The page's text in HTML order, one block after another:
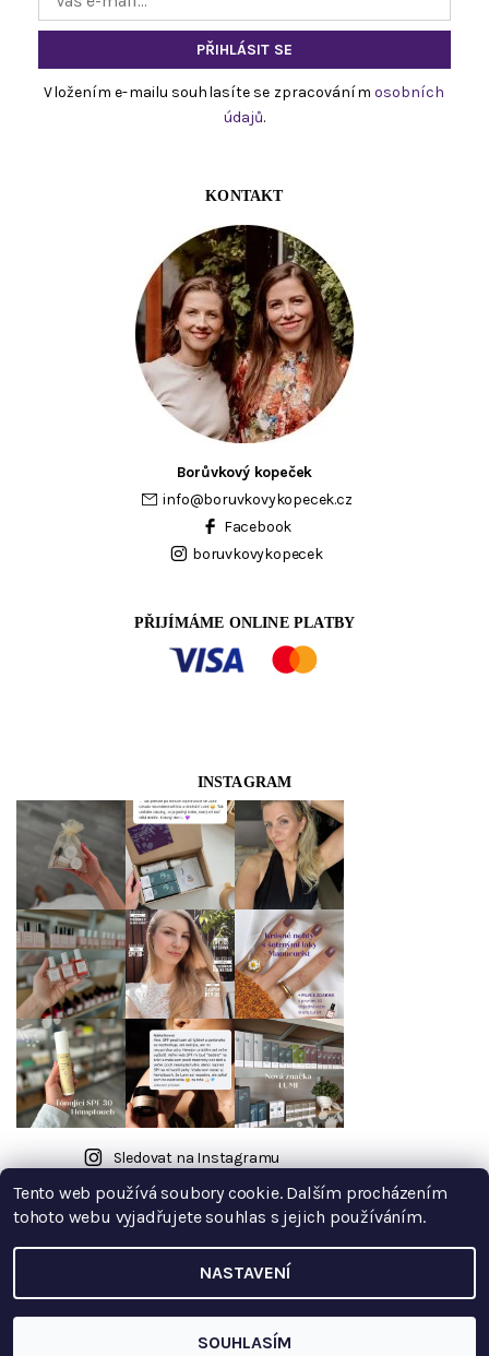
Vložením e-mailu souhlasíte se zpracováním osobních
údajů.
KONTAKT
Borůvkový kopeček
info@boruvkovykopecek.cz
Facebook
boruvkovykopecek
PŘIJÍMÁME ONLINE PLATBY
INSTAGRAM
Sledovat na Instagramu
2026 © Borůvkový kopeček, všechna práva vyhrazena
nastavení cookies
Vytvořil Shoptet
Tento web používá soubory cookie. Dalším procházením
tohoto webu vyjadřujete souhlas s jejich používáním.
NASTAVENÍ
SOUHLASÍM